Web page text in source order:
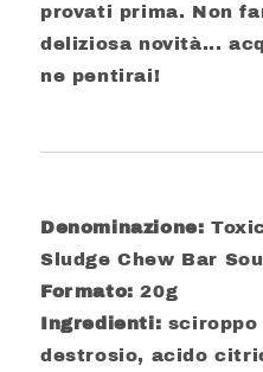
provati prima. Non
deliziosa novità...
ne pentirai!
Denominazione:
Sludge Chew Bar
Formato:20g
Ingredienti: sciroppo
destrosio, acido